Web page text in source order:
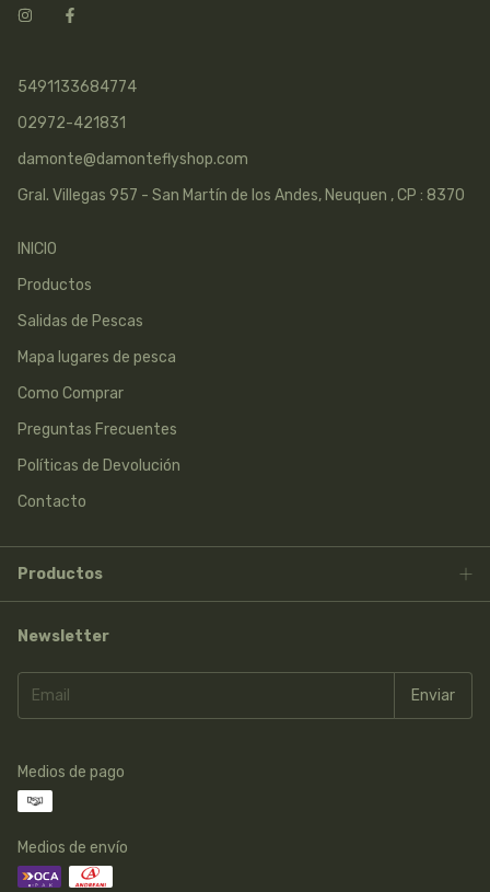
5491133684774
02972-421831
damonte@damonteflyshop.com
Gral. Villegas 957 - San Martín de los Andes, Neuquen , CP : 8370
INICIO
Productos
Salidas de Pescas
Mapa lugares de pesca
Como Comprar
Preguntas Frecuentes
Políticas de Devolución
Contacto
Productos
Newsletter
Medios de pago
Medios de envío